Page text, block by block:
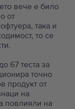
вече е било
от
така и
то се
67 теста за
точно
продукт от
на
повлияли на